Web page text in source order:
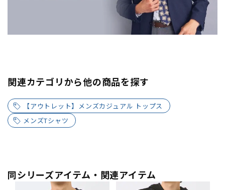
関連カテゴリから他の商品を探す
【アウトレット】メンズカジュアル トップス
メンズTシャツ
同シリーズアイテム・関連アイテム